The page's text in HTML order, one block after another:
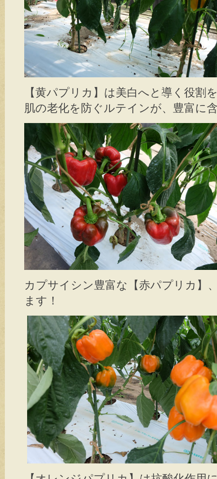
【黄パプリカ】は美白へと導く役割
肌の老化を防ぐルテインが、豊富に
カプサイシン豊富な【赤パプリカ】
ます！